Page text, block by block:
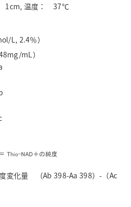
1cm, 温度： 37℃
L, 2.4％）
mL）
変化量 （Ab 398-Aa 398）-（Ac